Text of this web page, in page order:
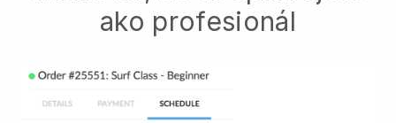
ako profesionál